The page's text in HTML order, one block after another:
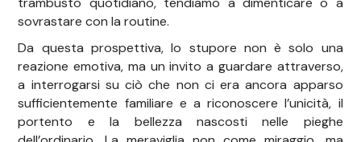
sovrastare con la routine.
Da questa prospettiva, lo stupore non è solo una
reazione emotiva, ma un invito a guardare attraverso,
a interrogarsi su ciò che non ci era ancora apparso
sufficientemente familiare e a riconoscere l’unicità, il
portento e la bellezza nascosti nelle pieghe